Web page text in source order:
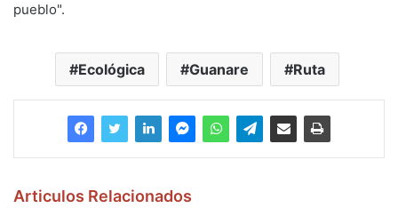
pueblo".
Ecológica Guanare Ruta
Articulos Relacionados